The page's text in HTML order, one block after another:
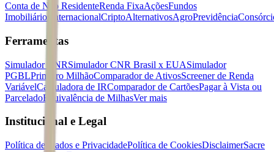
Conta de Não ResidenteRenda FixaAçõesFundos
Imobiliários
InternacionalCriptoAlternativosAgroPrevidência
Ferramentas
Simulador CNRSimulador CNR Brasil x EUASimulador
PGBLPrimeiro MilhãoComparador de AtivosScreener de Renda
VariávelCalculadora de IRComparador de CartõesPagar à Vista ou
ParceladoEquivalência de MilhasVer mais
Institucional e Legal
Política de Dados e PrivacidadePolítica de CookiesDisclaimerSacre